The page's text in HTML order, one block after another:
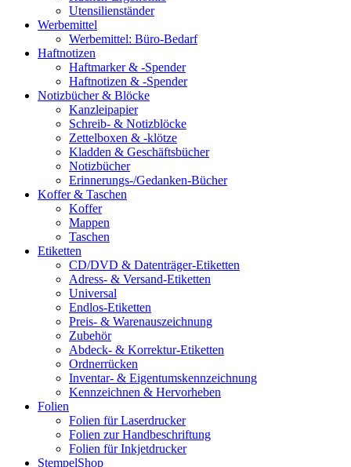
Utensilienständer
Werbemittel
Werbemittel: Büro-Bedarf
Haftnotizen
Haftmarker & -Spender
Haftnotizen & -Spender
Notizbücher & Blöcke
Kanzleipapier
Schreib- & Notizblöcke
Zettelboxen & -klötze
Kladden & Geschäftsbücher
Notizbücher
Erinnerungs-/Gedanken-Bücher
Koffer & Taschen
Koffer
Mappen
Taschen
Etiketten
CD/DVD & Datenträger-Etiketten
Adress- & Versand-Etiketten
Universal
Endlos-Etiketten
Preis- & Warenauszeichnung
Zubehör
Abdeck- & Korrektur-Etiketten
Ordnerrücken
Inventar- & Eigentumskennzeichnung
Kennzeichnen & Hervorheben
Folien
Folien für Laserdrucker
Folien zur Handbeschriftung
Folien für Inkjetdrucker
StempelShop